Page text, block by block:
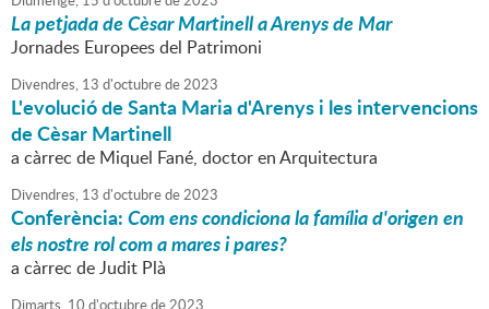
La petjada de Cèsar Martinell a Arenys de Mar
Jornades Europees del Patrimoni
Divendres, 13 d'octubrede2023
L'evolució de Santa Maria d'Arenys i les intervencions
de Cèsar Martinell
a càrrec de Miquel Fané, doctor en Arquitectura
Divendres, 13 d'octubrede2023
Conferència:Com ens condiciona la família d'origen en
els nostre rol com a mares i pares?
a càrrec de Judit Plà
Dimarts, 10 d'octubrede2023